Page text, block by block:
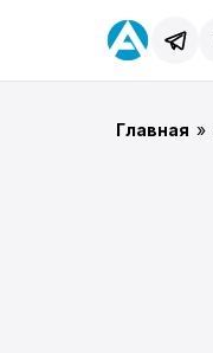
Главная »